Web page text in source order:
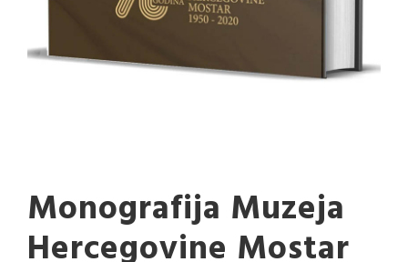
Monografija Muzeja
Hercegovine Mostar